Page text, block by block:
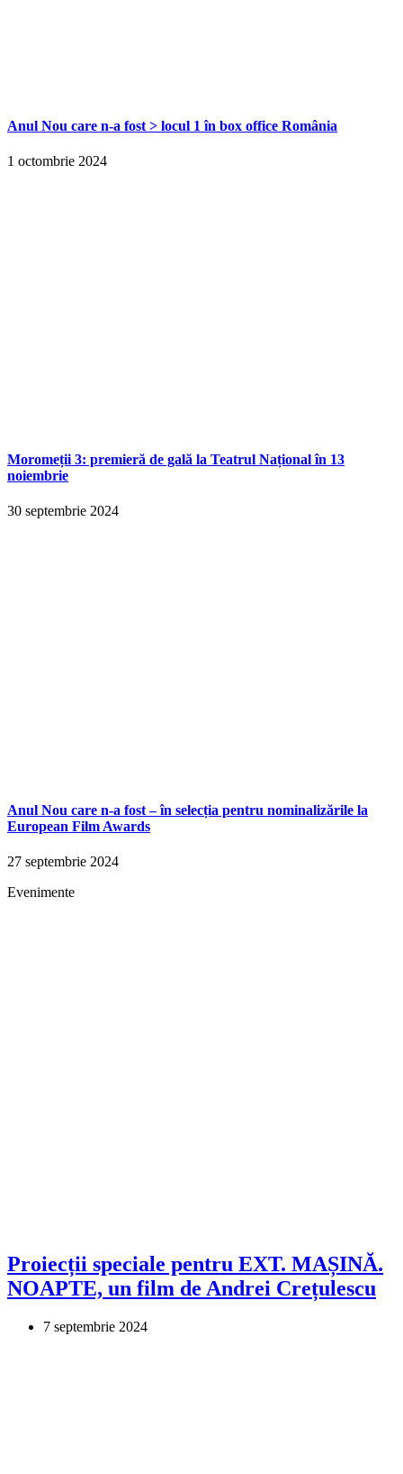
Anul Nou care n-a fost > locul 1 în box office România
1 octombrie 2024
Moromeții 3: premieră de gală la Teatrul Național în 13
noiembrie
30 septembrie 2024
Anul Nou care n-a fost – în selecția pentru nominalizările la
European Film Awards
27 septembrie 2024
Evenimente
Proiecții speciale pentru EXT. MAȘINĂ.
NOAPTE, un film de Andrei Crețulescu
7 septembrie 2024